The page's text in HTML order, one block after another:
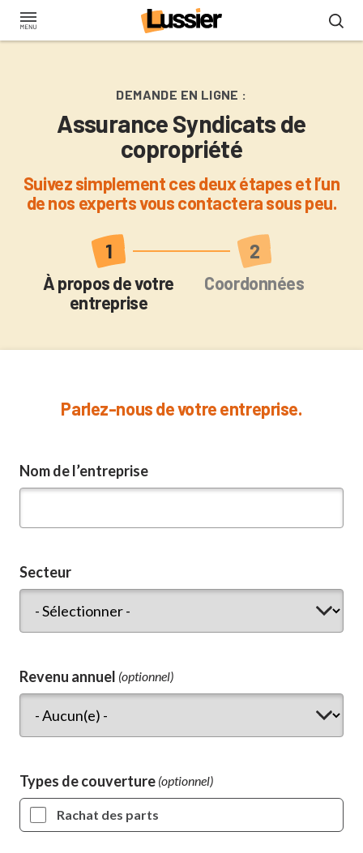
Aller
DEMANDE EN LIGNE :
Assurance Syndicats de
copropriété
Suivez simplement ces deux étapes et l’un
de nos experts vous contactera sous peu.
Actuel
À propos de votre
entreprise
Coordonnées
Parlez-nous de votre entreprise.
Nom de l’entreprise
Secteur
Revenu annuel (optionnel)
Types de couverture
Rachat des parts